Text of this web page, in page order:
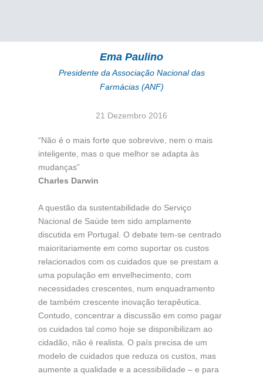
Ema Paulino
Presidente da Associação Nacional das
Farmácias (ANF)
21 Dezembro 2016
“Não é o mais forte que sobrevive, nem o mais
inteligente, mas o que melhor se adapta às
mudanças”
Charles Darwin
A questão da sustentabilidade do Serviço
Nacional de Saúde tem sido amplamente
discutida em Portugal. O debate tem-se centrado
maioritariamente em como suportar os custos
relacionados com os cuidados que se prestam a
uma população em envelhecimento, com
necessidades crescentes, num enquadramento
de também crescente inovação terapêutica.
Contudo, concentrar a discussão em como pagar
os cuidados tal como hoje se disponibilizam ao
cidadão, não é realista. O país precisa de um
modelo de cuidados que reduza os custos, mas
aumente a qualidade e a acessibilidade – e para